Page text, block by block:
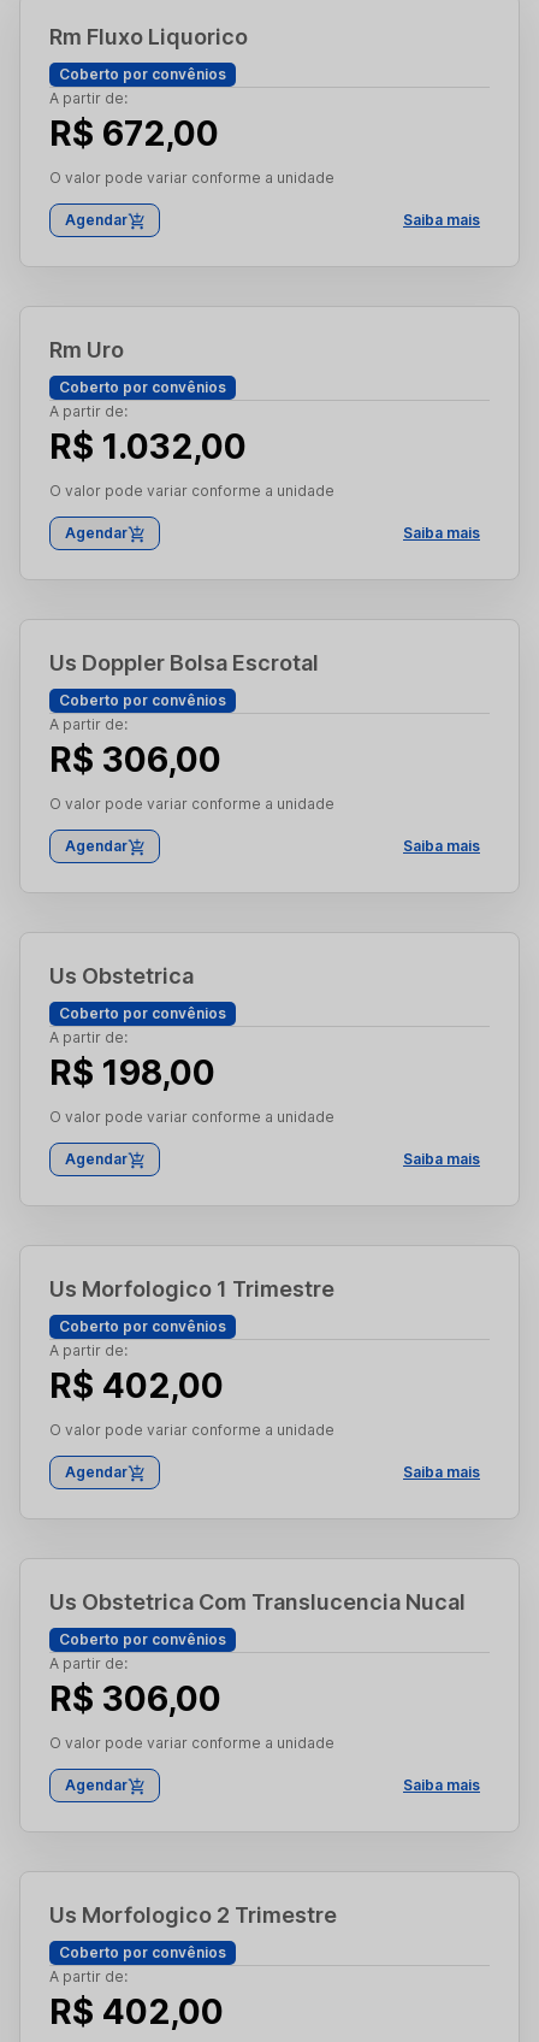
Rm Fluxo Liquorico
Coberto por convênios
A partir de:
R$ 672,00
O valor pode variar conforme a unidade
Agendar Saiba mais
Rm Uro
Coberto por convênios
A partir de:
R$ 1.032,00
O valor pode variar conforme a unidade
Agendar Saiba mais
Us Doppler Bolsa Escrotal
Coberto por convênios
A partir de:
R$ 306,00
O valor pode variar conforme a unidade
Agendar Saiba mais
Us Obstetrica
Coberto por convênios
A partir de:
R$ 198,00
O valor pode variar conforme a unidade
Agendar Saiba mais
Us Morfologico 1 Trimestre
Coberto por convênios
A partir de:
R$ 402,00
O valor pode variar conforme a unidade
Agendar Saiba mais
Us Obstetrica Com Translucencia Nucal
Coberto por convênios
A partir de:
R$ 306,00
O valor pode variar conforme a unidade
Agendar Saiba mais
Us Morfologico 2 Trimestre
Coberto por convênios
A partir de:
R$ 402,00